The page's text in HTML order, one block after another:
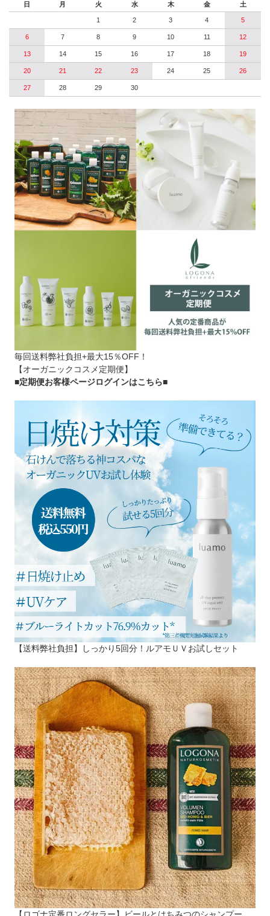
日 月 火 水 木 金 土
1 2 3 4 5
6 7 8 9 10 11 12
13 14 15 16 17 18 19
20 21 22 23 24 25 26
27 28 29 30
毎回送料弊社負担+最大15％OFF！
【オーガニックコスメ定期便】
■定期便お客様ページログインはこちら■
【送料弊社負担】しっかり5回分！ルアモＵＶお試しセット